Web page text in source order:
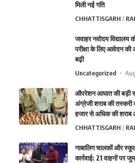
मिली नई गति
CHHATTISGARH
जवाहर नवोदय विद्यालय
परीक्षा के लिए आवेदन
बढ़ी
Uncategorized
ऑपरेशन आघात की बड़ी
अंग्रेजी शराब की तस्करी
हजार से अधिक की शराब
CHHATTISGARH
नाबालिग चालकों और
कार्रवाई: 21 वाहनों पर